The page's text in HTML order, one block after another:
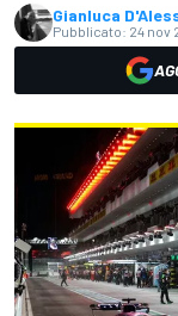
Gianluca
Pubblicato: 24 nov